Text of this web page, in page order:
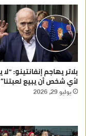
بلاتر يهاجم إنفانتينو:
لأي شخص أن يبيع لعبتنا”
يوليو 29, 2026